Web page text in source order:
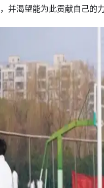
并渴望能为此贡献自己的